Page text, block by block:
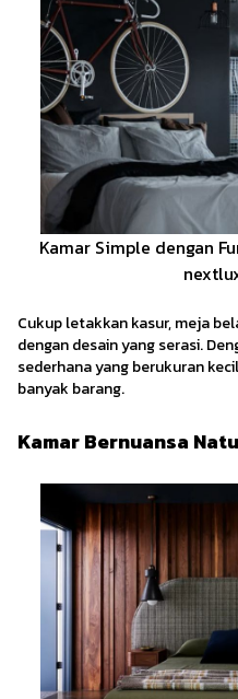
Kamar Simple dengan
Cukup letakkan kasur, meja
dengan desain yang serasi.
sederhana yang berukuran
banyak barang.
Kamar Bernuansa